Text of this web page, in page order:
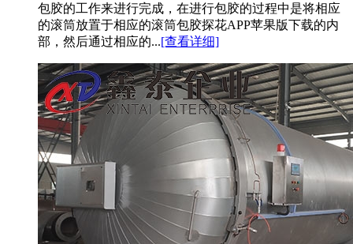
包胶的工作来进行完成，在进行包胶的过程中是将相应
的滚筒放置于相应的滚筒包胶探花APP苹果版下载的内
部，然后通过相应的...[查看详细]